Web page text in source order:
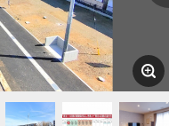
木更津支店
東京支店